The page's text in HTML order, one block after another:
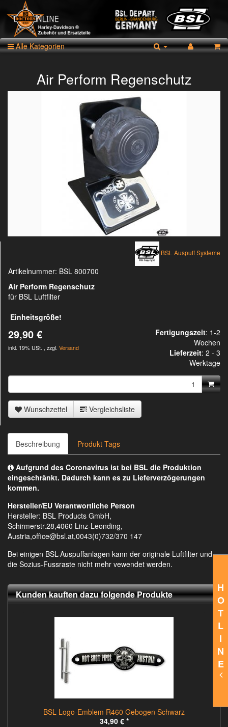
H
O
T
L
I
N
E
Alle Kategorien
Air Perform Regenschutz
BSL Auspuff Systeme
Artikelnummer: BSL 800700
Air Perform Regenschutz
für BSL Luftfilter
Einheitsgröße!
29,90 €
inkl. 19% USt. , zzgl. Versand
Fertigungszeit: 1-2
Wochen
Lieferzeit: 2 - 3
Werktage
Wunschzettel Vergleichsliste
Beschreibung Produkt Tags
Aufgrund des Coronavirus ist bei BSL die Produktion
eingeschränkt. Dadurch kann es zu Lieferverzögerungen
kommen.
Hersteller/EU Verantwortliche Person
Hersteller: BSL Products GmbH,
Schirmerstr.28,4060 Linz-Leonding,
Austria,office@bsl.at,0043(0)732/370 147
Bei einigen BSL-Auspuffanlagen kann der originale Luftfilter und
die Sozius-Fussraste nicht mehr vewendet werden.
Kunden kauften dazu folgende Produkte
BSL Logo-Emblem R460 Gebogen Schwarz
34,90 € *